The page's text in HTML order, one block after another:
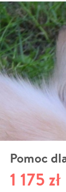
Pomoc
1 175 zł